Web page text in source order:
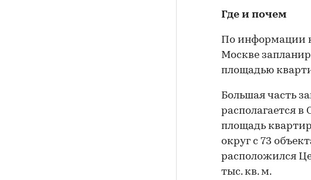
Где и почем
По информации
Москве
площадью
Большая часть
располагается
площадь
округ с 73
расположился
тыс. кв. м.